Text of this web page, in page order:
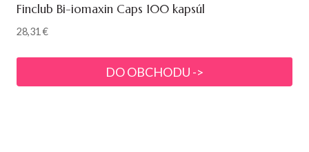
Finclub Bi-iomaxin Caps 100 kapsúl
28,31€
DO OBCHODU ->